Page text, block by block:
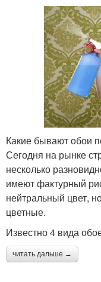
Какие бывают обои
Сегодня на рынке
несколько
имеют фактурный
нейтральный цвет,
цветные.
Известно 4 вида
читать дальше →